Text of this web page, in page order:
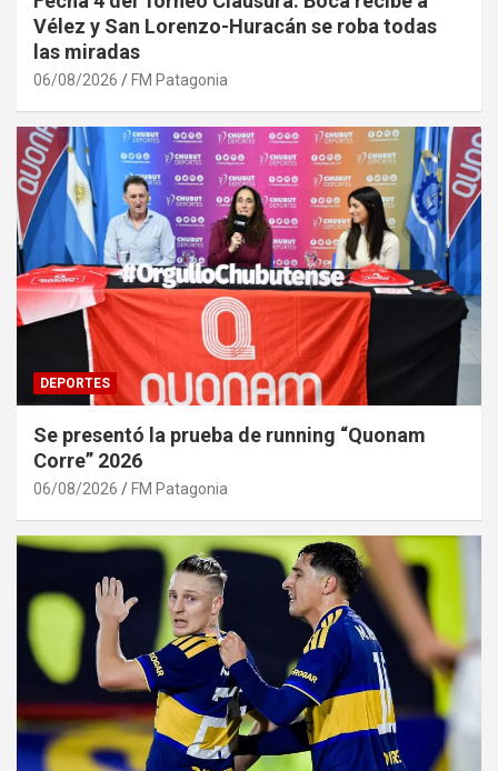
Vélez y San Lorenzo-Huracán se roba todas
las miradas
06/08/2026 FM Patagonia
DEPORTES
Se presentó la prueba de running “Quonam
Corre” 2026
06/08/2026 FM Patagonia